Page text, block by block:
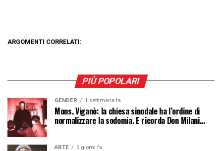
ARGOMENTI CORRELATI:
PIÙ POPOLARI
GENDER 1 settimana fa
Mons. Viganò: la chiesa sinodale ha l’ordine di
normalizzare la sodomia. E ricorda Don Milani…
ARTE 6 giorni fa